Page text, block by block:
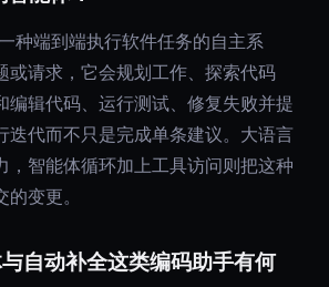
种端到端执行软件任务的自主系
或请求，它会规划工作、探索代码
编辑代码、运行测试、修复失败并提
迭代而不只是完成单条建议。大语言
，智能体循环加上工具访问则把这种
变更。
自动补全这类编码助手有何